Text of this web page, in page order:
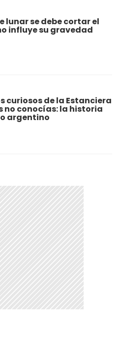
lunar se debe cortar el
influye su gravedad
curiosos de la Estanciera
no conocías: la historia
argentino